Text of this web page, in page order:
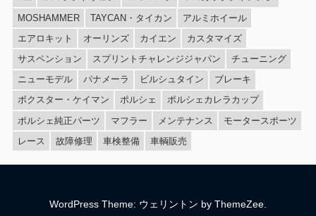
MOSHAMMER
TAYCAN・タイカン
アルミホイール
エアロキット
オーリンズ カイエン
カスタマイズ
サスペンション
スプリントチャレンジジャパン
チューニング
ニューモデル
パナメーラ ビルシュタイン
ブレーキ
ボクスター・ケイマン
ポルシェ
ポルシェカレラカップ
ポルシェ純正パーツ
マフラー メンテナンス
モータースポーツ
レース
故障修理 車検整備 車輌販売
WordPress Theme: ウェリントン by ThemeZee.